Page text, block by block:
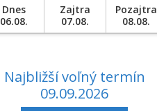
Dnes
06.08.
Zajtra
07.08.
Pozajtra
08.08.
-
-
-
-
Najbližší voľný termín
09.09.2026